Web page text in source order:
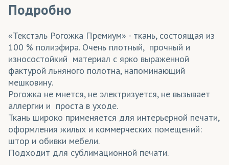
Подробно
«Текстэль Рогожка Премиум» - ткань, состоящая из
100 % полиэфира. Очень плотный, прочный и
износостойкий материал с ярко выраженной
фактурой льняного полотна, напоминающий
мешковину.
Рогожка не мнется, не электризуется, не вызывает
аллергии и проста в уходе.
Ткань широко применяется для интерьерной печати,
оформления жилых и коммерческих помещений:
штор и обивки мебели.
Подходит для сублимационной печати.